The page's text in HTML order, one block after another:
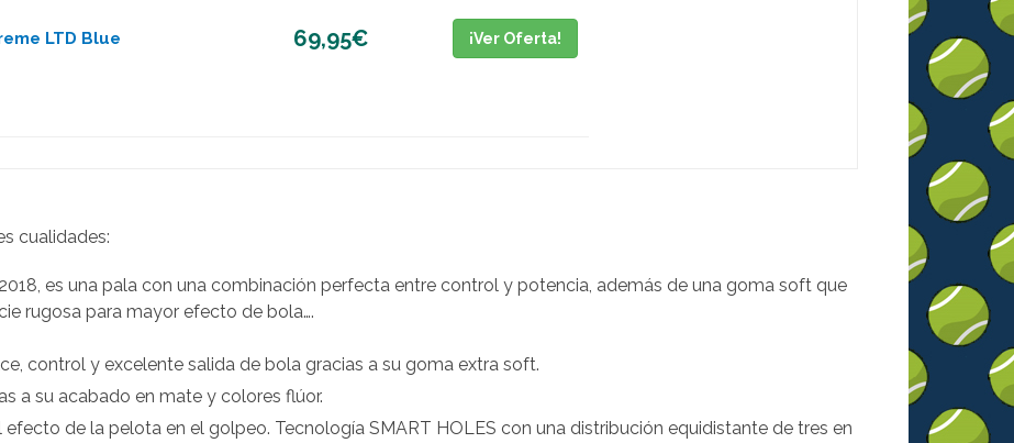
LTD Blue 69,95€ ¡Ver Oferta!
cualidades:
es una pala con una combinación perfecta entre control y potencia, además de una goma soft que
rugosa para mayor efecto de bola….
control y excelente salida de bola gracias a su goma extra soft.
a su acabado en mate y colores flúor.
de la pelota en el golpeo. Tecnología SMART HOLES con una distribución equidistante de tres en